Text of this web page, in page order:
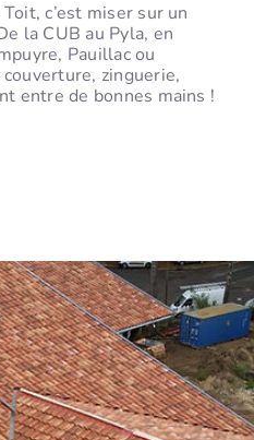
c’est miser sur un
la CUB au Pyla, en
Pauillac ou
zinguerie,
entre de bonnes mains !